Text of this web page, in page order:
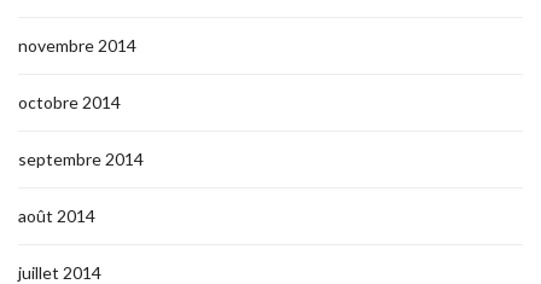
novembre 2014
octobre 2014
septembre 2014
août 2014
juillet 2014